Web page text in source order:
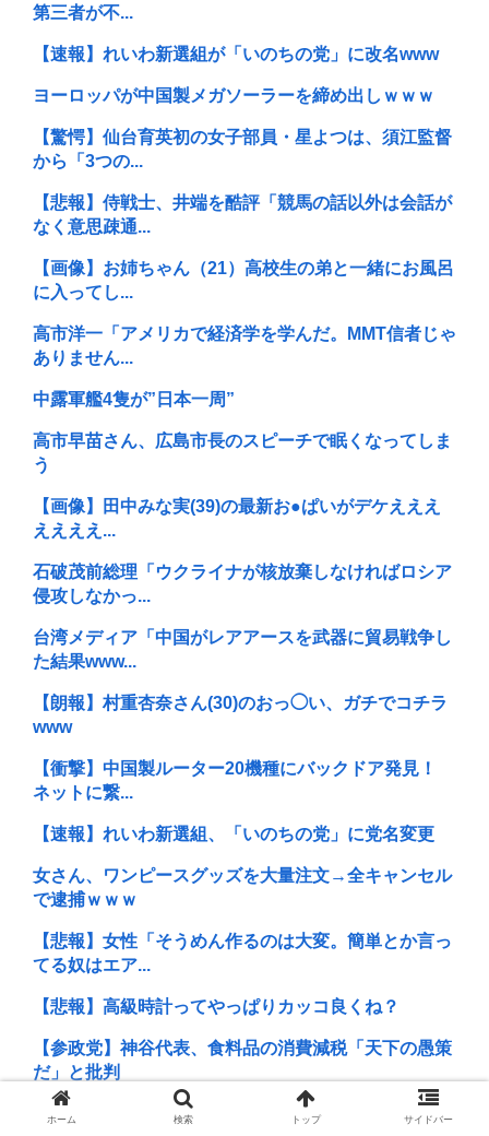
第三者が不...
【速報】れいわ新選組が「いのちの党」に改名www
ヨーロッパが中国製メガソーラーを締め出しｗｗｗ
【驚愕】仙台育英初の女子部員・星よつは、須江監督
から「3つの...
【悲報】侍戦士、井端を酷評「競馬の話以外は会話が
なく意思疎通...
【画像】お姉ちゃん（21）高校生の弟と一緒にお風呂
に入ってし...
高市洋一「アメリカで経済学を学んだ。MMT信者じゃ
ありません...
中露軍艦4隻が”日本一周”
高市早苗さん、広島市長のスピーチで眠くなってしま
う
【画像】田中みな実(39)の最新お●ぱいがデケえええ
ええええ...
石破茂前総理「ウクライナが核放棄しなければロシア
侵攻しなかっ...
台湾メディア「中国がレアアースを武器に貿易戦争し
た結果www...
【朗報】村重杏奈さん(30)のおっ◯い、ガチでコチラ
www
【衝撃】中国製ルーター20機種にバックドア発見！
ネットに繋...
【速報】れいわ新選組、「いのちの党」に党名変更
女さん、ワンピースグッズを大量注文→全キャンセル
で逮捕ｗｗｗ
【悲報】女性「そうめん作るのは大変。簡単とか言っ
てる奴はエア...
【悲報】高級時計ってやっぱりカッコ良くね？
【参政党】神谷代表、食料品の消費減税「天下の愚策
だ」と批判
韓国の支援物資に「トイレの水で十分」発言…韓国ネ
ホーム 検索 トップ サイドバー